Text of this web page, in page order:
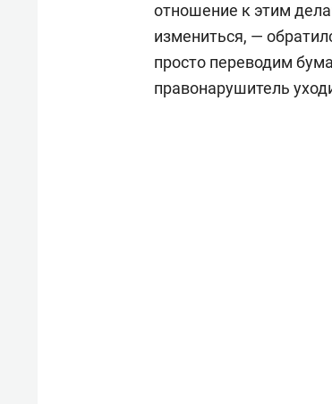
отношение к этим
измениться, —
просто переводим
правонарушитель